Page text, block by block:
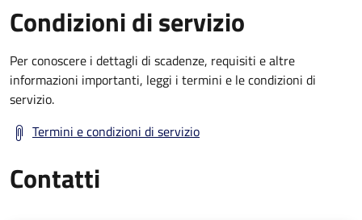
Condizioni di servizio
Per conoscere i dettagli di scadenze, requisiti e altre
informazioni importanti, leggi i termini e le condizioni di
servizio.
Termini e condizioni di servizio
Contatti